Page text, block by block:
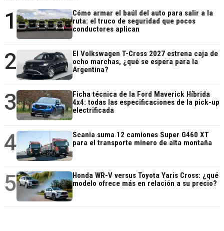
1
Cómo armar el baúl del auto para salir a la
ruta: el truco de seguridad que pocos
conductores aplican
2
El Volkswagen T-Cross 2027 estrena caja de
ocho marchas, ¿qué se espera para la
Argentina?
3
Ficha técnica de la Ford Maverick Híbrida
4x4: todas las especificaciones de la pick-up
electrificada
4
Scania suma 12 camiones Super G460 XT
para el transporte minero de alta montaña
5
Honda WR-V versus Toyota Yaris Cross: ¿qué
modelo ofrece más en relación a su precio?